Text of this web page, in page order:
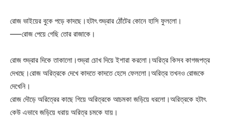
রোজ ভাইয়ের বুকে পড়ে কাদছে।হটাৎ শুভ্রার ঠোঁটের কোনে হাসি ফুললো।
—–রোজ পেয়ে গেছি তোর রাজাকে।
রোজ শুভ্রার দিকে তাকালো।শুভ্রা চোখ দিয়ে ইশারা করলো।অরিত্র কিসব কাগজপত্র
দেখছে।রোজ অরিত্রকে দেখে কাদতে কাদতে হেসে ফেললো।অরিত্র তখনও রোজকে
দেখেনি।
রোজ দৌড়ে অরিত্রের কাছে গিয়ে অরিত্রকে আচমকা জড়িয়ে ধরলো।অরিত্রকে হটাৎ
কেউ এভাবে জড়িয়ে ধরায় অরিত্র চমকে যায়।